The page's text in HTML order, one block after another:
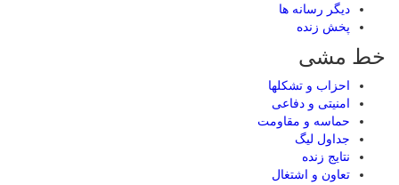
ديگر رسانه ها
پخش زنده
خط مشی
احزاب و تشکلها
امنیتی و دفاعی
حماسه و مقاومت
جداول لیگ
نتایج زنده
تعاون و اشتغال